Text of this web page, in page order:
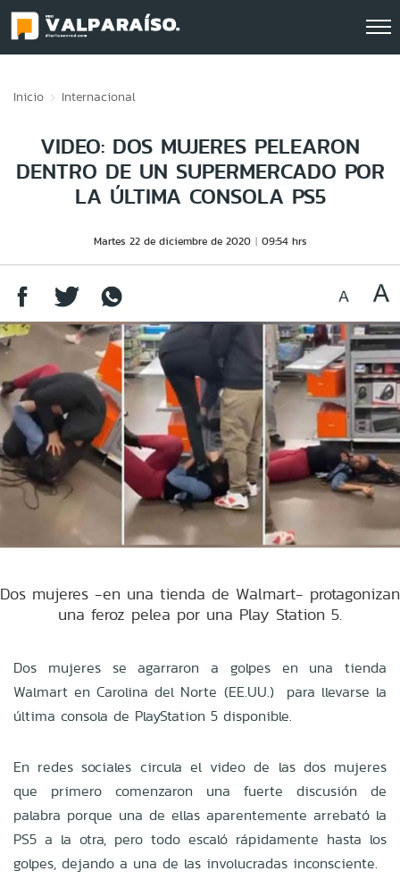
Inicio Internacional
VIDEO: DOS MUJERES PELEARON
DENTRO DE UN SUPERMERCADO POR
LA ÚLTIMA CONSOLA PS5
Martes 22 de diciembre de 2020 09:54 hrs
Dos mujeres -en una tienda de Walmart- protagonizan
una feroz pelea por una Play Station 5.
Dos mujeres se agarraron a golpes en una tienda
Walmart en Carolina del Norte (EE.UU.)
para llevarse la
última consola de PlayStation 5 disponible.
En redes sociales circula el video de las dos mujeres
que primero comenzaron una fuerte discusión de
palabra porque una de ellas aparentemente arrebató la
PS5 a la otra, pero todo escaló rápidamente hasta los
golpes, dejando a una de las involucradas inconsciente.